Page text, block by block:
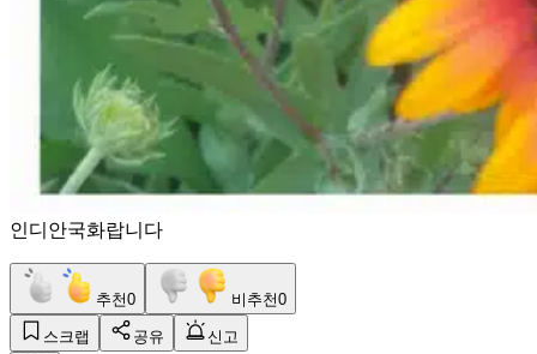
인디안국화랍니다
추천0 비추천0
스크랩 공유
신고